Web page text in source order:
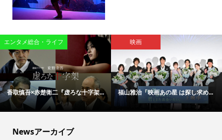
エンタメ総合・ライフ
香取慎吾×赤楚衛二『虚ろな十字架...
映画
福山雅治「映画あの星 は探し求め...
Newsアーカイブ